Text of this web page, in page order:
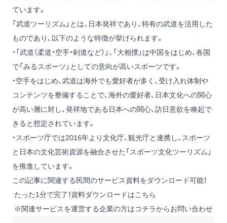
ています。
「武道ツーリズム」とは、日本発祥であり、特有の武道を活用した
ものであり、以下のような特徴が挙げられます。
・「武道（柔道・空手・剣道など）」、「大相撲」は中国をはじめ、各国
で「みるスポーツ」としての意向が高いスポーツです。
・空手をはじめ、武道は海外でも愛好者が多く、受け入れ体制や
コンテンツを整備することで、海外の愛好者、日本文化への関心
が高い層に対し、発祥地である日本への関心、訪日意欲を喚起で
きると想定されています。
・スポーツ庁では2016年より文化庁、観光庁と連携し、スポーツ
と日本の文化芸術資源を融合させた「スポーツ文化ツーリズム」
を推進しています。
この記事に関連する民間のサービス資料をダウンロード可能！
たった1分で完了！資料ダウンロードはこちら
※関連サービスを運営する企業の方はコチラからお問い合わせ